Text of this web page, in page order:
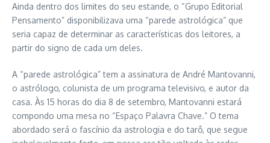
Ainda dentro dos limites do seu estande, o “Grupo Editorial
Pensamento” disponibilizava uma “parede astrológica” que
seria capaz de determinar as características dos leitores, a
partir do signo de cada um deles.
A “parede astrológica” tem a assinatura de André Mantovanni,
o astrólogo, colunista de um programa televisivo, e autor da
casa. Às 15 horas do dia 8 de setembro, Mantovanni estará
compondo uma mesa no “Espaço Palavra Chave.” O tema
abordado será o fascínio da astrologia e do tarô, que segue